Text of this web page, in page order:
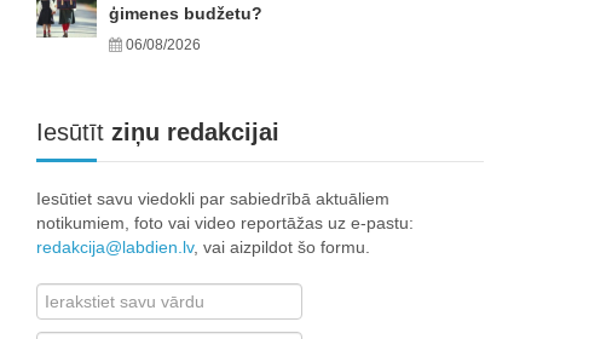
ģimenes budžetu?
06/08/2026
Iesūtīt ziņu redakcijai
Iesūtiet savu viedokli par sabiedrībā aktuāliem
notikumiem, foto vai video reportāžas uz e-pastu:
redakcija@labdien.lv, vai aizpildot šo formu.